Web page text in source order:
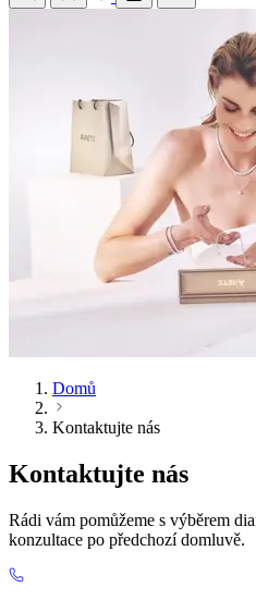
Domů
Kontaktujte nás
Kontaktujte nás
Rádi vám pomůžeme s výběrem
konzultace po předchozí domluvě.